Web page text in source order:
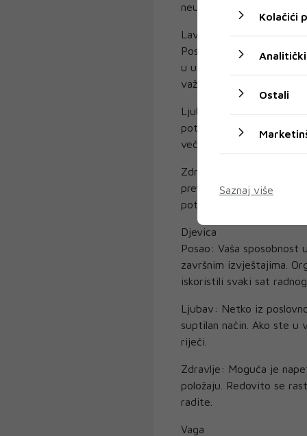
neugodan grč u predjelu
Lav
Posao: Danas je vaša
u uredu. Nemojte se
važnim klijentima.
Ljubav: Želite biti u
potpuno zanemarite.
večernje planove.
Zdravlje: Srce i
prevelike fizičke napore.
potrebnu svježinu i fokus.
Djevica
Posao: Vaša
završnim izvještajima.
iskoristili svaki sat radnog
Ljubav: Netko iz
suptilan način. Ako ste u
riječi.
Zdravlje: Moguća je
položaju. Redovito se
radite.
Vaga
Kolačići
Analitički
Ostali
Saznaj više